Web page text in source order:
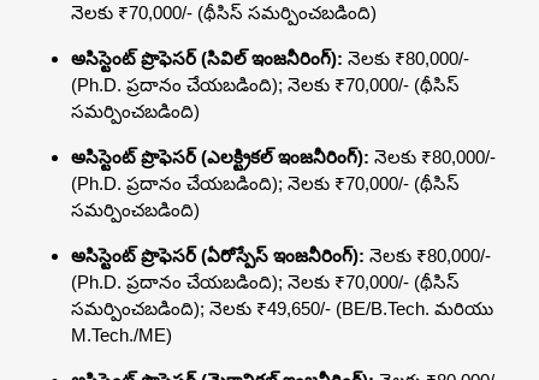
నెలకు ₹70,000/- (థీసిస్ సమర్పించబడింది)
అసిస్టెంట్ ప్రొఫెసర్ (సివిల్ ఇంజనీరింగ్): నెలకు ₹80,000/-
(Ph.D. ప్రదానం చేయబడింది); నెలకు ₹70,000/- (థీసిస్
సమర్పించబడింది)
అసిస్టెంట్ ప్రొఫెసర్ (ఎలక్ట్రికల్ ఇంజనీరింగ్): నెలకు ₹80,000/-
(Ph.D. ప్రదానం చేయబడింది); నెలకు ₹70,000/- (థీసిస్
సమర్పించబడింది)
అసిస్టెంట్ ప్రొఫెసర్ (ఏరోస్పేస్ ఇంజనీరింగ్): నెలకు ₹80,000/-
(Ph.D. ప్రదానం చేయబడింది); నెలకు ₹70,000/- (థీసిస్
సమర్పించబడింది); నెలకు ₹49,650/- (BE/B.Tech. మరియు
M.Tech./ME)